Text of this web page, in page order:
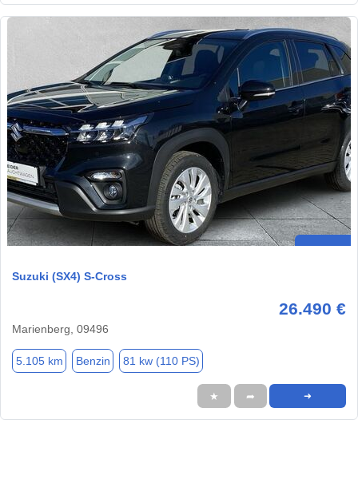
Suzuki (SX4) S-Cross
26.490 €
Marienberg, 09496
5.105 km Benzin 81 kw (110 PS)
★ ➦ ➜